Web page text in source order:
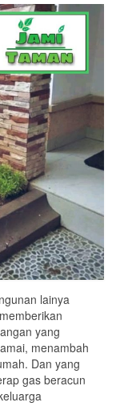
lainya
yang
menambah
Dan yang
gas beracun